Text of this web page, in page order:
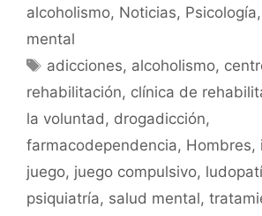
b
o
o
k
A
p
ar
alcoholismo, Noticias, Psicología,
mental
Etiquetas
adicciones, alcoholismo,
rehabilitación, clínica de
la voluntad, drogadicción,
farmacodependencia, Hombres,
juego, juego compulsivo,
psiquiatría, salud mental,